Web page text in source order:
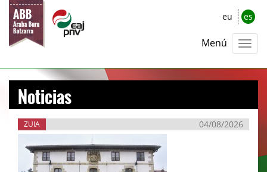
eu es
Menú
Noticias
ZUIA 04/08/2026